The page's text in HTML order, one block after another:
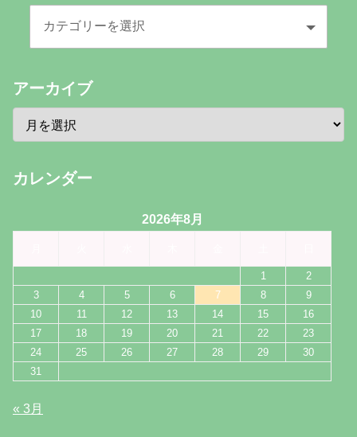
アーカイブ
カレンダー
2026年8月
1
2
3
4 5 6 7 8
9
10
11 12 13 14 15
16
17
18 19 20 21 22
23
24
25 26 27 28 29
30
31
« 3月